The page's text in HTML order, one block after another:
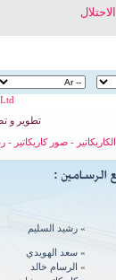
تطوير و
الكاريكاتير -صور كاريكاتير -
» رشيد السليم
» سعد الهويدي
» الرسام خالد